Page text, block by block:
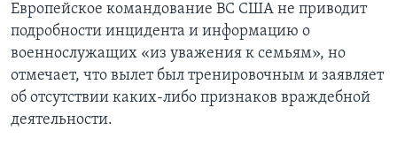
Европейское командование ВС США не приводит
подробности инцидента и информацию о
военнослужащих «из уважения к семьям», но
отмечает, что вылет был тренировочным и заявляет
об отсутствии каких-либо признаков враждебной
деятельности.